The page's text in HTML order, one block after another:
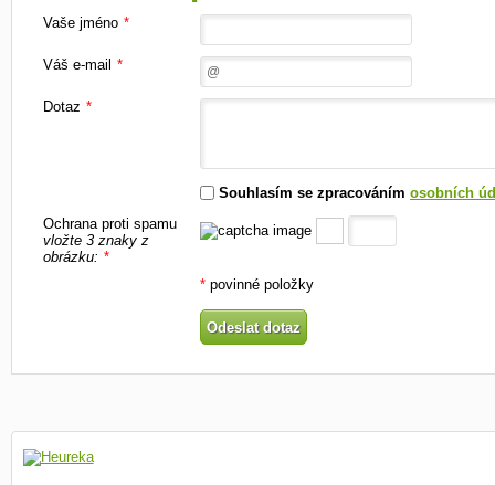
Vaše jméno *
Váš e-mail *
Dotaz *
Souhlasím se zpracováním osobních
Ochrana proti spamu
vložte 3 znaky z
obrázku: *
* povinné položky